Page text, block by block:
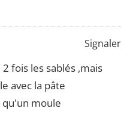
Signaler
fois les sablés ,mais
avec la pâte
qu'un moule